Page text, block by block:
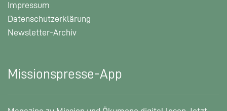
Impressum
Datenschutzerklärung
Newsletter-Archiv
Missionspresse-App